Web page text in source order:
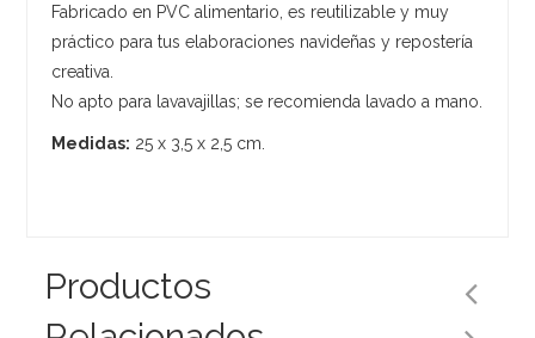
Fabricado en PVC alimentario, es reutilizable y muy
práctico para tus elaboraciones navideñas y repostería
creativa.
No apto para lavavajillas; se recomienda lavado a mano.
Medidas: 25 x 3,5 x 2,5 cm.
Productos